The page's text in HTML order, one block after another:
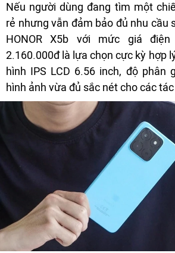
Nếu người dùng đang tìm một
rẻ nhưng vẫn đảm bảo đủ nhu cầu
HONOR X5b với mức giá
2.160.000đ là lựa chọn cực kỳ hợp
hình IPS LCD 6.56 inch, độ phân
hình ảnh vừa đủ sắc nét cho các